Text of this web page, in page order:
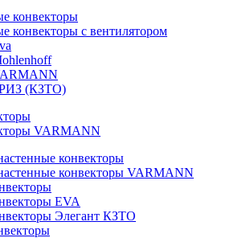
конвекторы
конвекторы с вентилятором
(КЗТО)
VARMANN
конвекторы
конвекторы VARMANN
EVA
Элегант КЗТО